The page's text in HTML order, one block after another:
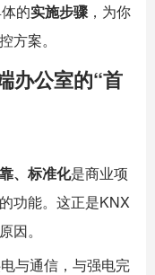
的实施步骤，为你
方案。
办公室的“首
、标准化是商业项
功能。这正是KNX
因。
与通信，与强电完